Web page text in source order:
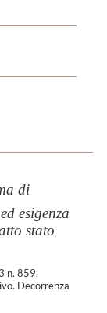
di
esigenza
stato
n. 859.
Decorrenza